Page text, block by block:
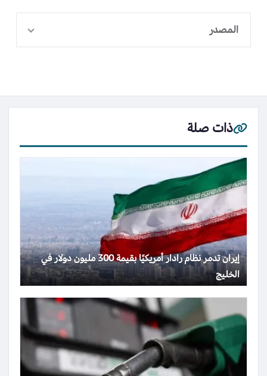
المصدر
ذات صلة
إيران تدمر نظام رادار أمريكيًا بقيمة 300 مليون دولار في
الخليج